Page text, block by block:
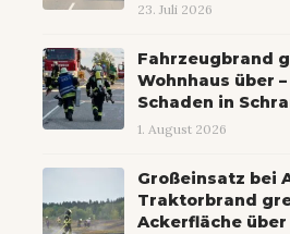
23. Juli 2026
Fahrzeugbrand
Wohnhaus über
Schaden in
1. August 2026
Großeinsatz bei
Traktorbrand
Ackerfläche über